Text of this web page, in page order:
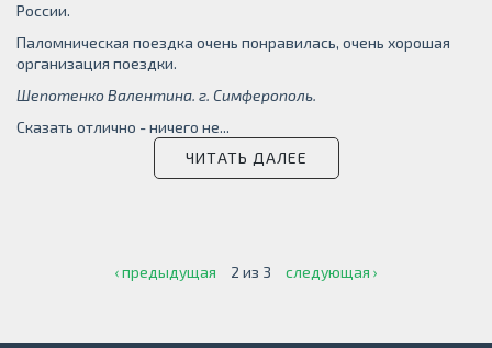
России.
Паломническая поездка очень понравилась, очень хорошая
организация поездки.
Шепотенко Валентина. г. Симферополь.
Сказать отлично - ничего не...
ЧИТАТЬ ДАЛЕЕ
‹ предыдущая 2 из 3 следующая ›